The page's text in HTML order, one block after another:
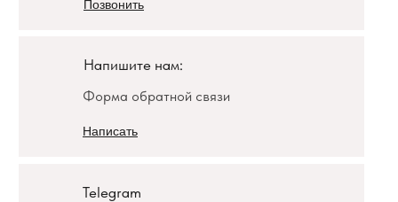
Напишите нам:
Telegram
Позвонить
Написать
Форма обратной связи